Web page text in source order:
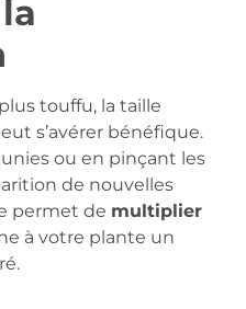
touffu, la taille
s’avérer bénéfique.
ou en pinçant les
de nouvelles
permet de multiplier
à votre plante un